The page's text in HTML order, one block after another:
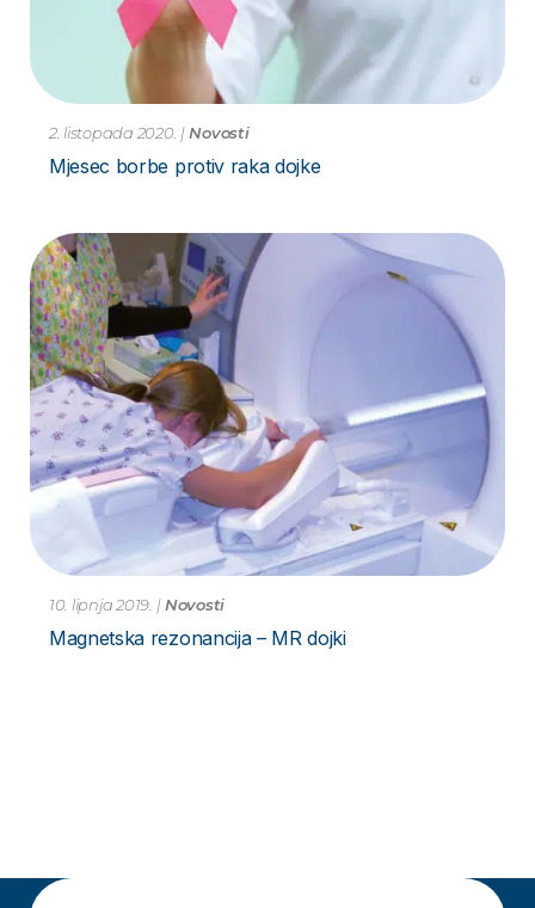
2. listopada 2020. | Novosti
Mjesec borbe protiv raka dojke
10. lipnja 2019. | Novosti
Magnetska rezonancija – MR dojki